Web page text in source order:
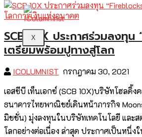
X
SCB 10X ประกาศร่วมลงทุน
เตรียมพร้อมปูทางสู่โลก
ICOLUMNIST กรกฎาคม 30, 2021
เอสซีบี เท็นเอกซ์ (SCB 10X)บริษัทโฮลดิ้ง
ธนาคารไทยพาณิชย์เดินหน้าภารกิจ
มิชชั่น) มุ่งลงทุนในบริษัทเทคโนโลยี และ
โลกอย่างต่อเนื่อง ล่าสุด ประกาศเป็นหนึ่ง